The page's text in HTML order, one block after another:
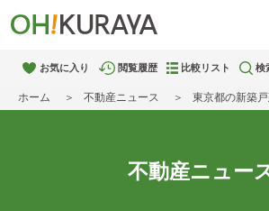
お気に入り 閲覧履歴 比較リスト 検
ホーム 不動産ニュース 東京都の新築
不動産ニュー